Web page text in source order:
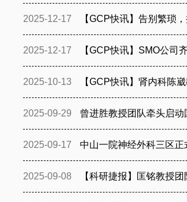
2025-12-17 【GCP快讯】告别繁琐
2025-12-17 【GCP快讯】SMO公司
2025-10-13 【GCP快讯】肾内科陈
2025-09-29 曾进胜教授团队牵头启
2025-09-17 中山一院神经外科三区正
2025-09-08 【科研捷报】匡铭教授